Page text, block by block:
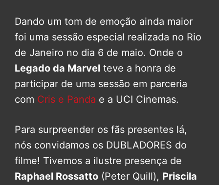
Dando um tom de emoção ainda maior
foi uma sessão especial realizada no Rio
de Janeiro no dia 6 de maio. Onde o
Legado da Marvel teve a honra de
participar de uma sessão em parceria
com Cris e Panda e a UCI Cinemas.
Para surpreender os fãs presentes lá,
nós convidamos os DUBLADORES do
filme! Tivemos a ilustre presença de
Raphael Rossatto (Peter Quill), Priscila